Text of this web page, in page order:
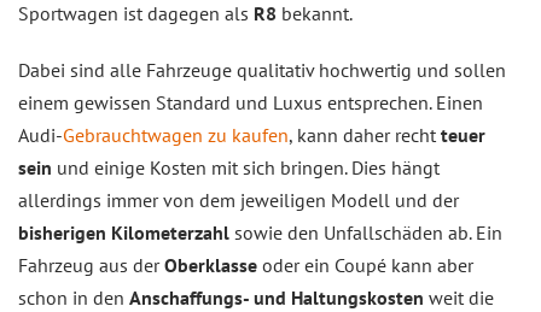
Sportwagen ist dagegen als R8 bekannt.
Dabei sind alle Fahrzeuge qualitativ hochwertig und sollen
einem gewissen Standard und Luxus entsprechen. Einen
Audi-Gebrauchtwagen zu kaufen, kann daher recht teuer
sein und einige Kosten mit sich bringen. Dies hängt
allerdings immer von dem jeweiligen Modell und der
bisherigen Kilometerzahl sowie den Unfallschäden ab. Ein
Fahrzeug aus derOberklasse oder ein Coupé kann aber
schon in den Anschaffungs- und Haltungskosten weit die